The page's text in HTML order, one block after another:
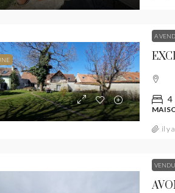
A
4
il y
VENDU
/Honoraires à la charge Acquéreur
LES SABLONS – EXCLUSIVITE